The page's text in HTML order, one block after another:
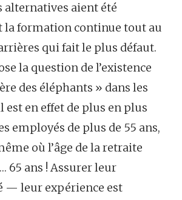
alternatives aient été
la formation continue tout au
qui fait le plus défaut.
la question de l’existence
des éléphants » dans les
est en effet de plus en plus
employés de plus de 55 ans,
où l’âge de la retraite
65 ans ! Assurer leur
— leur expérience est